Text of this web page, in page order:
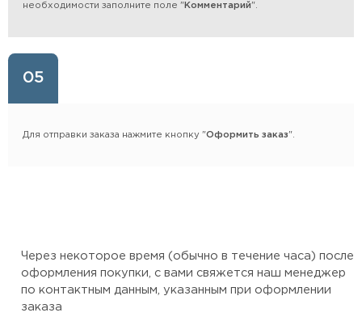
необходимости заполните поле " Комментарий".
05
Для отправки заказа нажмите кнопку "Оформить заказ".
Через некоторое время (обычно в течение часа) после
оформления покупки, с вами свяжется наш менеджер
по контактным данным, указанным при оформлении
заказа